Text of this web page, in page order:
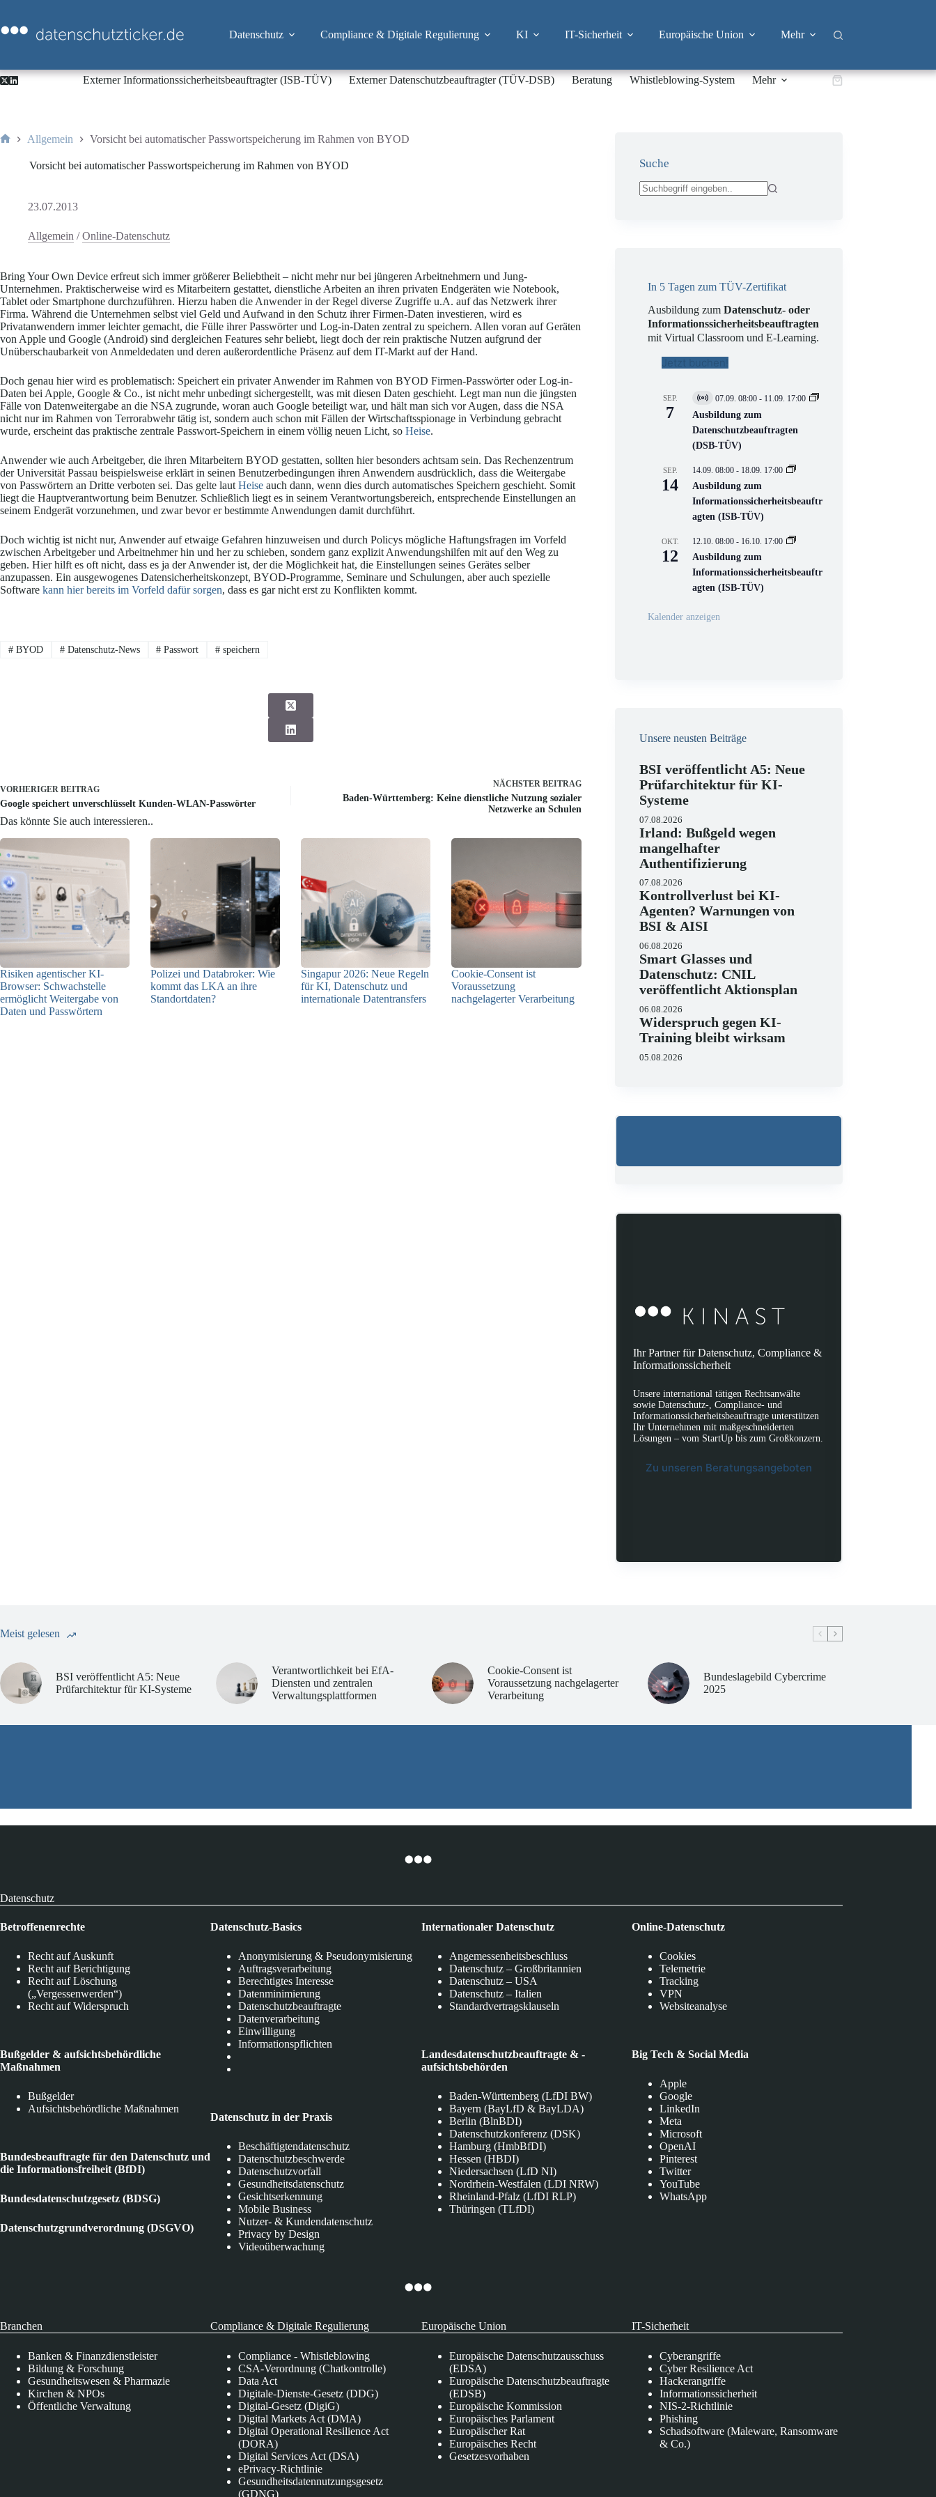
springen
Datenschutz Compliance & Digitale Regulierung KI IT-Sicherheit Europäische Union Mehr
Externer Informationssicherheitsbeauftragter (ISB-TÜV) Externer Datenschutzbeauftragter (TÜV-DSB) Beratung Whistleblowing-System Mehr Warenkorb
Allgemein Vorsicht bei automatischer Passwortspeicherung im Rahmen von BYOD
Vorsicht bei automatischer Passwortspeicherung im Rahmen von BYOD
23.07.2013
Allgemein /Online-Datenschutz
Bring Your Own Device erfreut sich immer größerer Beliebtheit – nicht mehr nur bei jüngeren Arbeitnehmern und Jung-
Unternehmen. Praktischerweise wird es Mitarbeitern gestattet, dienstliche Arbeiten an ihren privaten Endgeräten wie Notebook,
Tablet oder Smartphone durchzuführen. Hierzu haben die Anwender in der Regel diverse Zugriffe u.A. auf das Netzwerk ihrer
Firma. Während die Unternehmen selbst viel Geld und Aufwand in den Schutz ihrer Firmen-Daten investieren, wird es
Privatanwendern immer leichter gemacht, die Fülle ihrer Passwörter und Log-in-Daten zentral zu speichern. Allen voran auf Geräten
von Apple und Google (Android) sind dergleichen Features sehr beliebt, liegt doch der rein praktische Nutzen aufgrund der
Unüberschaubarkeit von Anmeldedaten und deren außerordentliche Präsenz auf dem IT-Markt auf der Hand.
Doch genau hier wird es problematisch: Speichert ein privater Anwender im Rahmen von BYOD Firmen-Passwörter oder Log-in-
Daten bei Apple, Google & Co., ist nicht mehr unbedingt sichergestellt, was mit diesen Daten geschieht. Legt man nun die jüngsten
Fälle von Datenweitergabe an die NSA zugrunde, woran auch Google beteiligt war, und hält man sich vor Augen, dass die NSA
nicht nur im Rahmen von Terrorabwehr tätig ist, sondern auch schon mit Fällen der Wirtschaftsspionage in Verbindung gebracht
wurde, erscheint das praktische zentrale Passwort-Speichern in einem völlig neuen Licht, so Heise.
Anwender wie auch Arbeitgeber, die ihren Mitarbeitern BYOD gestatten, sollten hier besonders achtsam sein. Das Rechenzentrum
der Universität Passau beispielsweise erklärt in seinen Benutzerbedingungen ihren Anwendern ausdrücklich, dass die Weitergabe
von Passwörtern an Dritte verboten sei. Das gelte laut Heise auch dann, wenn dies durch automatisches Speichern geschieht. Somit
liegt die Hauptverantwortung beim Benutzer. Schließlich liegt es in seinem Verantwortungsbereich, entsprechende Einstellungen an
seinem Endgerät vorzunehmen, und zwar bevor er bestimmte Anwendungen damit durchführt.
Doch wichtig ist nicht nur, Anwender auf etwaige Gefahren hinzuweisen und durch Policys mögliche Haftungsfragen im Vorfeld
zwischen Arbeitgeber und Arbeitnehmer hin und her zu schieben, sondern ganz explizit Anwendungshilfen mit auf den Weg zu
geben. Hier hilft es oft nicht, dass es ja der Anwender ist, der die Möglichkeit hat, die Einstellungen seines Gerätes selber
anzupassen. Ein ausgewogenes Datensicherheitskonzept, BYOD-Programme, Seminare und Schulungen, aber auch spezielle
Software kann hier bereits im Vorfeld dafür sorgen, dass es gar nicht erst zu Konflikten kommt.
#BYOD #Datenschutz-News # Passwort # speichern
VORHERIGER BEITRAG
Google speichert unverschlüsselt Kunden-WLAN-Passwörter
NÄCHSTER BEITRAG
Baden-Württemberg: Keine dienstliche Nutzung sozialer
Netzwerke an Schulen
Das könnte Sie auch interessieren..
Risiken agentischer KI-
Browser: Schwachstelle
ermöglicht Weitergabe von
Daten und Passwörtern
Polizei und Databroker: Wie
kommt das LKA an ihre
Standortdaten?
Singapur 2026: Neue Regeln
für KI, Datenschutz und
internationale Datentransfers
Cookie-Consent ist
Voraussetzung
nachgelagerter Verarbeitung
Suche
In 5 Tagen zum TÜV-Zertifikat
Ausbildung zumDatenschutz- oder
Informationssicherheitsbeauftragten
mit Virtual Classroom und E-Learning.
Jetzt buchen!
SEP.
7
V
i
t
u
l
V
e
r
n
s
t
a
t
n
07.09. 08:00 - 11.09. 17:00
Ausbildung zum
Datenschutzbeauftragten
(DSB-TÜV)
SEP.
14
14.09. 08:00 - 18.09. 17:00
Ausbildung zum
Informationssicherheitsbeauftr
agten (ISB-TÜV)
OKT.
12
12.10. 08:00 - 16.10. 17:00
Ausbildung zum
Informationssicherheitsbeauftr
agten (ISB-TÜV)
Kalender anzeigen
Unsere neusten Beiträge
BSI veröffentlicht A5: Neue
Prüfarchitektur für KI-
Systeme
07.08.2026
Irland: Bußgeld wegen
mangelhafter
Authentifizierung
07.08.2026
Kontrollverlust bei KI-
Agenten? Warnungen von
BSI & AISI
06.08.2026
Smart Glasses und
Datenschutz: CNIL
veröffentlicht Aktionsplan
06.08.2026
Widerspruch gegen KI-
Training bleibt wirksam
05.08.2026
Ihr Partner für Datenschutz, Compliance &
Informationssicherheit
Unsere international tätigen Rechtsanwälte
sowie Datenschutz-, Compliance- und
Informationssicherheitsbeauftragte unterstützen
Ihr Unternehmen mit maßgeschneiderten
Lösungen – vom StartUp bis zum Großkonzern.
Zu unseren Beratungsangeboten
Meist gelesen
BSI veröffentlicht A5: Neue
Prüfarchitektur für KI-Systeme
Verantwortlichkeit bei EfA-
Diensten und zentralen
Verwaltungsplattformen
Cookie-Consent ist
Voraussetzung nachgelagerter
Verarbeitung
Bundeslagebild Cybercrime
2025
Datenschutz
Betroffenenrechte
Recht auf Auskunft
Recht auf Berichtigung
Recht auf Löschung
(„Vergessenwerden“)
Recht auf Widerspruch
Bußgelder & aufsichtsbehördliche
Maßnahmen
Bußgelder
Aufsichtsbehördliche Maßnahmen
Bundesbeauftragte für den Datenschutz und
die Informationsfreiheit (BfDI)
Bundesdatenschutzgesetz (BDSG)
Datenschutzgrundverordnung (DSGVO)
Datenschutz-Basics
Anonymisierung & Pseudonymisierung
Auftragsverarbeitung
Berechtigtes Interesse
Datenminimierung
Datenschutzbeauftragte
Datenverarbeitung
Einwilligung
Informationspflichten
Datenschutz in der Praxis
Beschäftigtendatenschutz
Datenschutzbeschwerde
Datenschutzvorfall
Gesundheitsdatenschutz
Gesichtserkennung
Mobile Business
Nutzer- & Kundendatenschutz
Privacy by Design
Videoüberwachung
Internationaler Datenschutz
Angemessenheitsbeschluss
Datenschutz – Großbritannien
Datenschutz – USA
Datenschutz – Italien
Standardvertragsklauseln
Landesdatenschutzbeauftragte & -
aufsichtsbehörden
Baden-Württemberg (LfDI BW)
Bayern (BayLfD & BayLDA)
Berlin (BlnBDI)
Datenschutzkonferenz (DSK)
Hamburg (HmbBfDI)
Hessen (HBDI)
Niedersachsen (LfD NI)
Nordrhein-Westfalen (LDI NRW)
Rheinland-Pfalz (LfDI RLP)
Thüringen (TLfDI)
Online-Datenschutz
Cookies
Telemetrie
Tracking
VPN
Websiteanalyse
Big Tech & Social Media
Apple
Google
LinkedIn
Meta
Microsoft
OpenAI
Pinterest
Twitter
YouTube
WhatsApp
Branchen
Banken & Finanzdienstleister
Bildung & Forschung
Gesundheitswesen & Pharmazie
Kirchen & NPOs
Öffentliche Verwaltung
Compliance & Digitale Regulierung
Compliance - Whistleblowing
CSA-Verordnung (Chatkontrolle)
Data Act
Digitale-Dienste-Gesetz (DDG)
Digital-Gesetz (DigiG)
Digital Markets Act (DMA)
Digital Operational Resilience Act
(DORA)
Digital Services Act (DSA)
ePrivacy-Richtlinie
Gesundheitsdatennutzungsgesetz
(GDNG)
Europäische Union
Europäische Datenschutzausschuss
(EDSA)
Europäische Datenschutzbeauftragte
(EDSB)
Europäische Kommission
Europäisches Parlament
Europäischer Rat
Europäisches Recht
Gesetzesvorhaben
IT-Sicherheit
Cyberangriffe
Cyber Resilience Act
Hackerangriffe
Informationssicherheit
NIS-2-Richtlinie
Phishing
Schadsoftware (Maleware, Ransomware
& Co.)